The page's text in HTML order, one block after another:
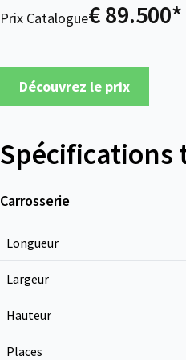
Prix Catalogue€ 89.500*
Découvrez le prix
Spécifications
Carrosserie
Longueur
Largeur
Hauteur
Places